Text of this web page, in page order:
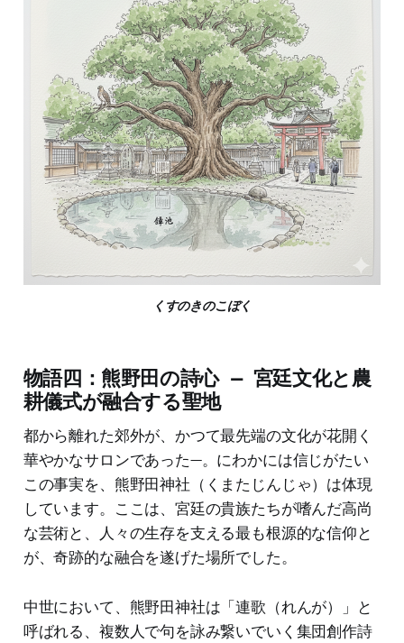
くすのきのこぼく
物語四：熊野田の詩心 — 宮廷文化と農
耕儀式が融合する聖地
都から離れた郊外が、かつて最先端の文化が花開く
華やかなサロンであった—。にわかには信じがたい
この事実を、熊野田神社（くまたじんじゃ）は体現
しています。ここは、宮廷の貴族たちが嗜んだ高尚
な芸術と、人々の生存を支える最も根源的な信仰と
が、奇跡的な融合を遂げた場所でした。
中世において、熊野田神社は「連歌（れんが）」と
呼ばれる、複数人で句を詠み繋いでいく集団創作詩